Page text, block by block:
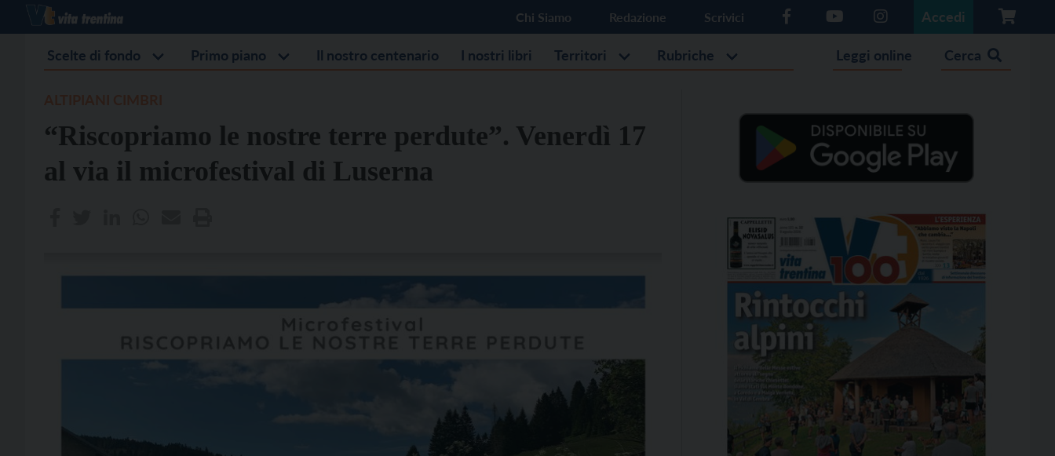
Chi Siamo Redazione Scrivici Accedi
Scelte di fondo Primo piano Il nostro centenario I nostri libri Territori Rubriche Leggi online Cerca
“Riscopriamo le nostre terre perdute”. Venerdì 17
al via il microfestival di Luserna